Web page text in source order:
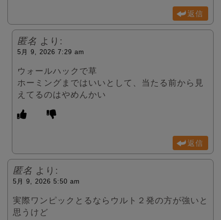
返信
匿名 より:
5月 9, 2026 7:29 am
ウォールハックで草
ホーミングまではいいとして、当たる前から見
えてるのはやめんかい
返信
匿名 より:
5月 9, 2026 5:50 am
実際ワンピックとるならウルト２発の方が強いと
思うけど